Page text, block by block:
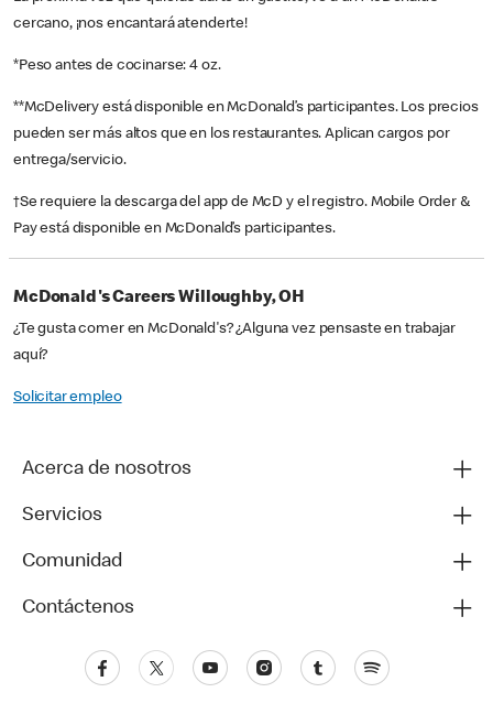
cercano, ¡nos encantará atenderte!
*Peso antes de cocinarse: 4 oz.
**McDelivery está disponible en McDonald’s participantes. Los precios
pueden ser más altos que en los restaurantes. Aplican cargos por
entrega/servicio.
†Se requiere la descarga del app de McD y el registro. Mobile Order &
Pay está disponible en McDonald’s participantes.
McDonald's Careers Willoughby, OH
¿Te gusta comer en McDonald's? ¿Alguna vez pensaste en trabajar
aquí?
Solicitar empleo
Acerca de nosotros
Servicios
Comunidad
Contáctenos